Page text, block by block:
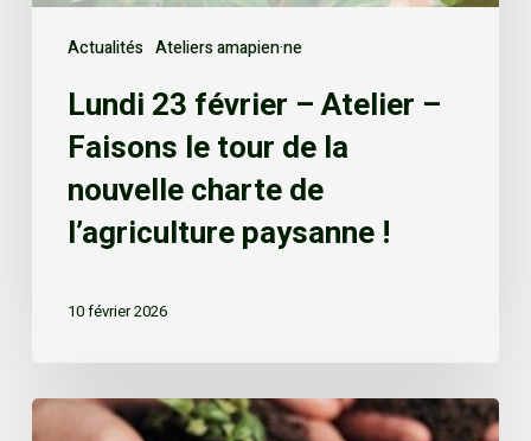
Actualités Ateliers amapien·ne
Lundi 23 février – Atelier –
Faisons le tour de la
nouvelle charte de
l’agriculture paysanne !
10 février 2026